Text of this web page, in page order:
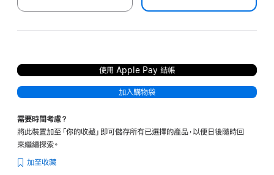
使用 Apple Pay 結帳
加入購物袋
需要時間考慮？
將此裝置加至「你的收藏」即可儲存所有已選擇的產品，以便日後隨時回
來繼續探索。
加至收藏